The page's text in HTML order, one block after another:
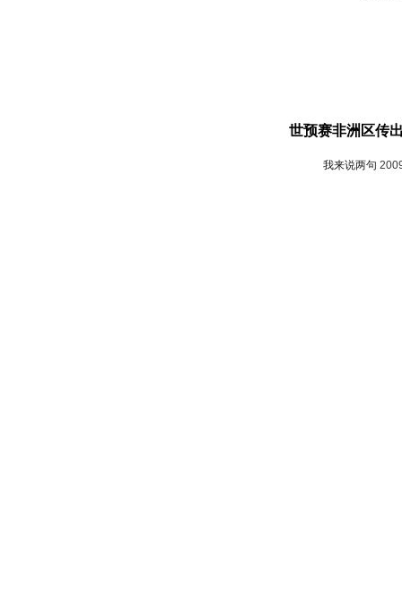
世预赛非洲区传
我来说两句